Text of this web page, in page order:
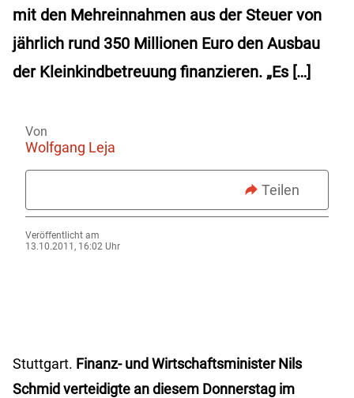
mit den Mehreinnahmen aus der Steuer von
jährlich rund 350 Millionen Euro den Ausbau
der Kleinkindbetreuung finanzieren. „Es […]
Von
Wolfgang Leja
Teilen
Veröffentlicht am
13.10.2011, 16:02 Uhr
Stuttgart. Finanz- und Wirtschaftsminister Nils
Schmid verteidigte an diesem Donnerstag im